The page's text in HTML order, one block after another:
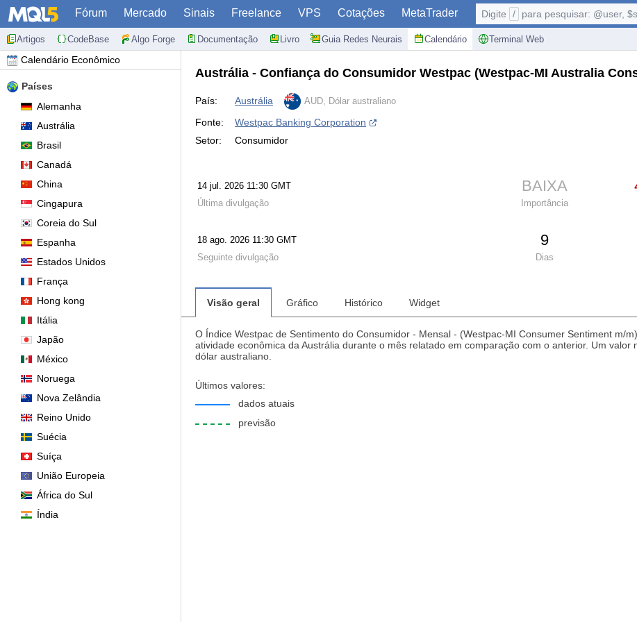
Fórum Mercado Sinais Freelance VPS Cotações MetaTrader
Artigos CodeBase Algo Forge Documentação Livro Guia Redes Neurais Calendário Terminal Web
Digite / para pesquisar: @user,
Calendário Econômico
Países
Alemanha
Austrália
Brasil
Canadá
China
Cingapura
Coreia do Sul
Espanha
Estados Unidos
França
Hong kong
Itália
Japão
México
Noruega
Nova Zelândia
Reino Unido
Suécia
Suíça
União Europeia
África do Sul
Índia
Austrália - Confiança do Consumidor Westpac (Westpac-MI Australia
País: Austrália AUD, Dólar australiano
Fonte:
Westpac Banking Corporation
Setor:
Consumidor
14 jul. 2026 11:30 GMT BAIXA
Última divulgação Importância
18 ago. 2026 11:30 GMT 9
Seguinte divulgação Dias
Visão geral Gráfico Histórico Widget
O Índice Westpac de Sentimento do Consumidor - Mensal - (Westpac-MI Consumer Sentiment m/
atividade econômica da Austrália durante o mês relatado em comparação com o anterior. Um
dólar australiano.
Últimos valores:
dados atuais
previsão